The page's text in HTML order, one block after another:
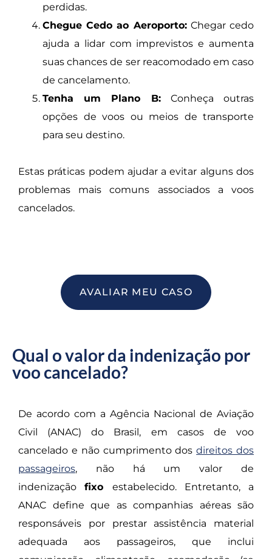
perdidas.
Chegue Cedo ao Aeroporto:Chegar cedo
ajuda a lidar com imprevistos e aumenta
suas chances de ser reacomodado em caso
de cancelamento.
Tenha um Plano B:Conheça outras
opções de voos ou meios de transporte
para seu destino.
Estas práticas podem ajudar a evitar alguns dos
problemas mais comuns associados a voos
cancelados.
AVALIAR MEU CASO
Qual o valor da indenização por
voo cancelado?
De acordo com a Agência Nacional de Aviação
Civil (ANAC) do Brasil, em casos de voo
cancelado e não cumprimento dosdireitos dos
passageiros, não há um valor de
indenizaçãofixo estabelecido. Entretanto, a
ANAC define que as companhias aéreas são
responsáveis por prestar assistência material
adequada aos passageiros, que inclui